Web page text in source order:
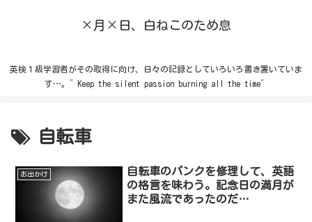
×月×日、白ねこのため息
英検１級学習者がその取得に向け、日々の記録としていろいろ書き置いていま
す…。”Keep the silent passion burning all the time”
自転車
お出かけ
自転車のパンクを修理して、英語
の格言を味わう。記念日の満月が
また風流であったのだ…